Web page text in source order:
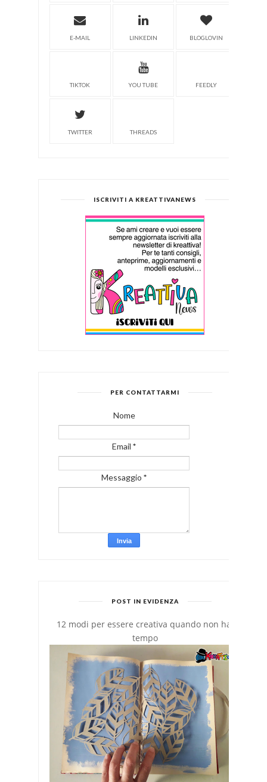
E-MAIL LINKEDIN BLOGLOVIN
TIKTOK YOU TUBE FEEDLY
TWITTER THREADS
ISCRIVITI A KREATTIVANEWS
PER CONTATTARMI
Nome
Email *
Messaggio *
POST IN EVIDENZA
12 modi per essere creativa quando non hai
tempo